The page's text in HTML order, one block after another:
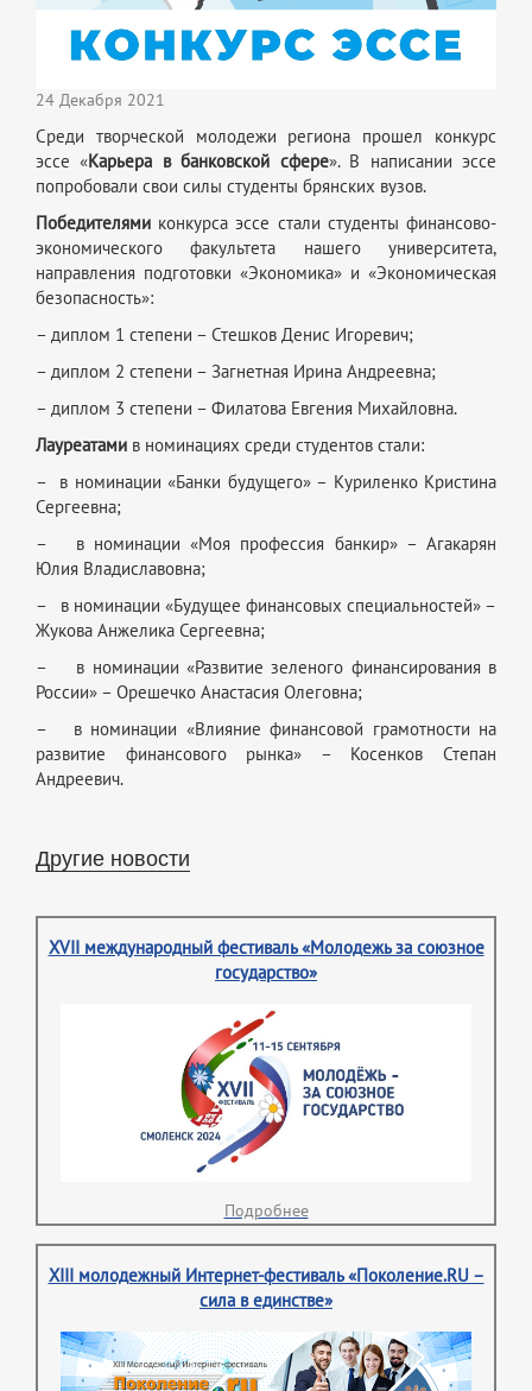
24 Декабря 2021
Среди творческой молодежи региона прошел конкурс
эссе «Карьера в банковской сфере». В написании эссе
попробовали свои силы студенты брянских вузов.
Победителями конкурса эссе стали студенты финансово-
экономического факультета нашего университета,
направления подготовки «Экономика» и «Экономическая
безопасность»:
– диплом 1 степени – Стешков Денис Игоревич;
– диплом 2 степени – Загнетная Ирина Андреевна;
– диплом 3 степени – Филатова Евгения Михайловна.
Лауреатами в номинациях среди студентов стали:
– в номинации «Банки будущего» – Куриленко Кристина
Сергеевна;
– в номинации «Моя профессия банкир» – Агакарян
Юлия Владиславовна;
– в номинации «Будущее финансовых специальностей» –
Жукова Анжелика Сергеевна;
– в номинации «Развитие зеленого финансирования в
России» – Орешечко Анастасия Олеговна;
– в номинации «Влияние финансовой грамотности на
развитие финансового рынка» – Косенков Степан
Андреевич.
Другие новости
XVII международный фестиваль «Молодежь за союзное
государство»
Подробнее
XIII молодежный Интернет-фестиваль «Поколение.RU –
сила в единстве»